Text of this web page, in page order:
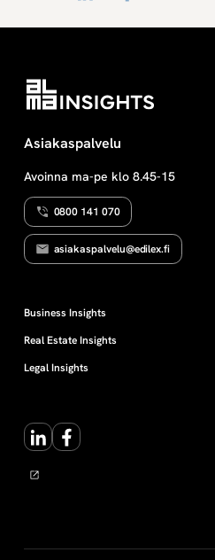
Asiakaspalvelu
Avoinna ma-pe klo 8.45-15
0800 141 070
asiakaspalvelu@edilex.fi
Business Insights
Real Estate Insights
Legal Insights
LinkedInFacebook